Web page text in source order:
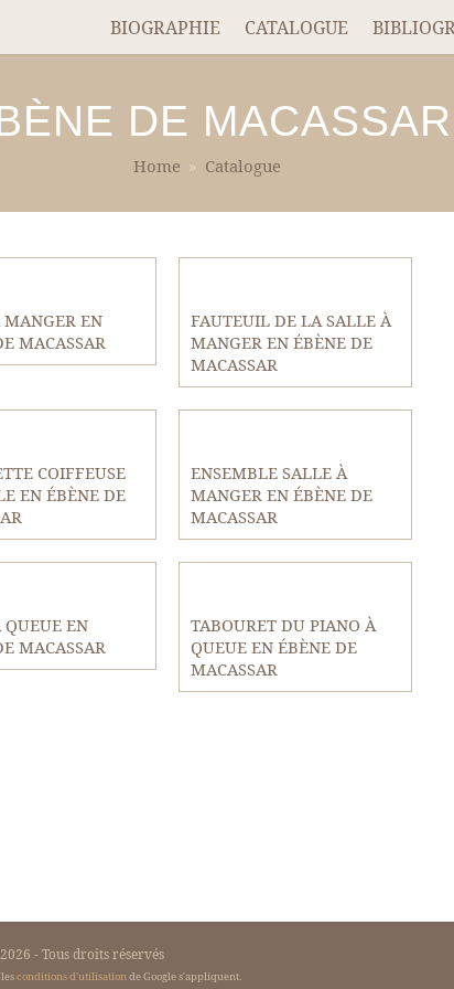
BIOGRAPHIE CATALOGUE
DE MACASSAR
Home » Catalogue
EN
MACASSAR
FAUTEUIL DE LA SALLE À
MANGER EN ÉBÈNE DE
MACASSAR
COIFFEUSE
EN ÉBÈNE DE
ENSEMBLE SALLE À
MANGER EN ÉBÈNE DE
MACASSAR
EN
MACASSAR
TABOURET DU PIANO À
QUEUE EN ÉBÈNE DE
MACASSAR
- Tous droits réservés
conditions d'utilisationde Google s'appliquent.